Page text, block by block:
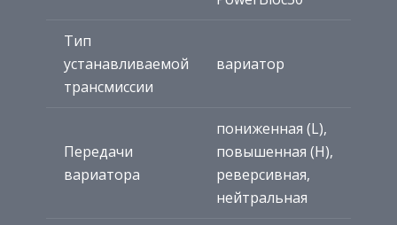
Тип
устанавливаемой
трансмиссии
вариатор
Передачи
вариатора
пониженная (L),
повышенная (H),
реверсивная,
нейтральная